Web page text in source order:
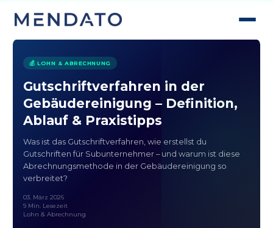
💰 LOHN & ABRECHNUNG
Gutschriftverfahren in der
Gebäudereinigung – Definition,
Ablauf & Praxistipps
Was ist das Gutschriftverfahren, wie erstellst du
Gutschriften für Subunternehmer – und warum ist diese
Abrechnungsmethode in der Gebäudereinigung so
verbreitet?
03. März 2026
9 Min. Lesezeit
Lohn & Abrechnung